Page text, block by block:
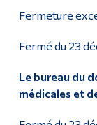
Fermeture
Fermé du 23
Le bureau du
médicales et